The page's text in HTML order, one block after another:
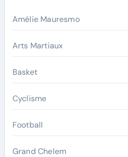
Amélie Mauresmo
Arts Martiaux
Basket
Cyclisme
Football
Grand Chelem